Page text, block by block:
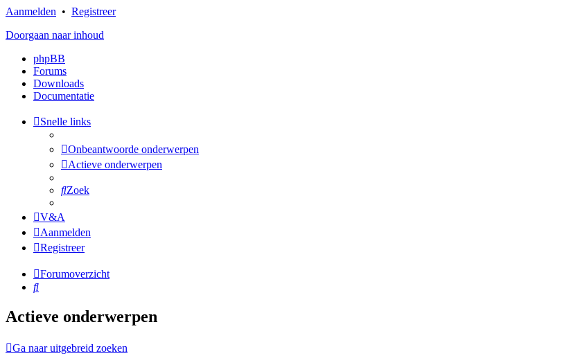
Aanmelden • Registreer
Doorgaan naar inhoud
phpBB
Forums
Downloads
Documentatie
Snelle links
Onbeantwoorde onderwerpen
Actieve onderwerpen
Zoek
V&A
Aanmelden
Registreer
Forumoverzicht
Zoek
Actieve onderwerpen
Ga naar uitgebreid zoeken